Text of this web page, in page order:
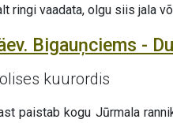
ringi vaadata, olgu siis jala
Bigauņciems -
kuurordis
paistab kogu Jūrmala